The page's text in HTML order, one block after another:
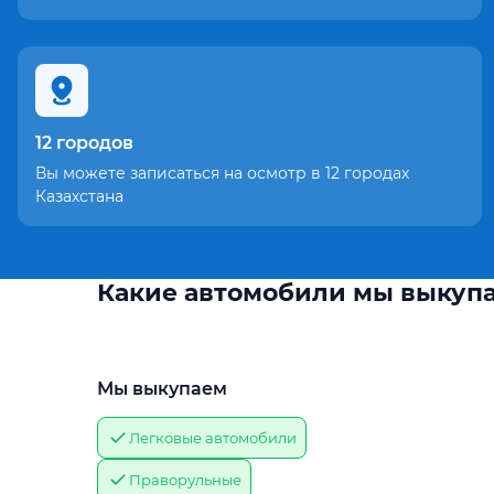
12 городов
Вы можете записаться на осмотр в 12 городах
Казахстана
Какие автомобили мы
Мы выкупаем
Легковые автомобили
Праворульные